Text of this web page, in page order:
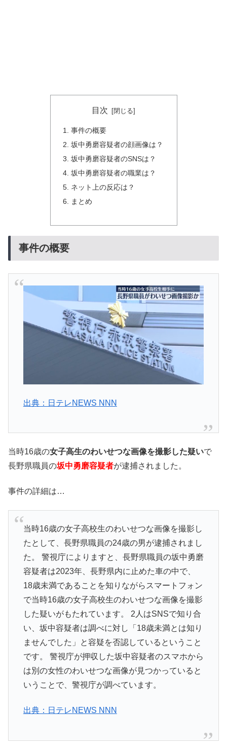
目次
事件の概要
坂中勇磨容疑者の顔画像は？
坂中勇磨容疑者のSNSは？
坂中勇磨容疑者の職業は？
ネット上の反応は？
まとめ
事件の概要
出典：日テレNEWS NNN
当時16歳の女子高生のわいせつな画像を撮影した疑いで
長野県職員の坂中勇磨容疑者が逮捕されました。
事件の詳細は…
当時16歳の女子高校生のわいせつな画像を撮影し
たとして、長野県職員の24歳の男が逮捕されまし
た。 警視庁によりますと、長野県職員の坂中勇磨
容疑者は2023年、長野県内に止めた車の中で、
18歳未満であることを知りながらスマートフォン
で当時16歳の女子高校生のわいせつな画像を撮影
した疑いがもたれています。 2人はSNSで知り合
い、坂中容疑者は調べに対し「18歳未満とは知り
ませんでした」と容疑を否認しているということ
です。 警視庁が押収した坂中容疑者のスマホから
は別の女性のわいせつな画像が見つかっていると
いうことで、警視庁が調べています。
出典：日テレNEWS NNN